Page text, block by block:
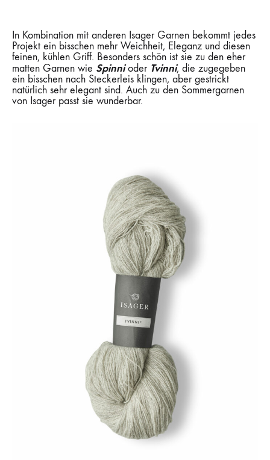
In Kombination mit anderen Isager Garnen bekommt jedes
Projekt ein bisschen mehr Weichheit, Eleganz und diesen
feinen, kühlen Griff. Besonders schön ist sie zu den eher
matten Garnen wie Spinnioder Tvinni, die zugegeben
ein bisschen nach Steckerleis klingen, aber gestrickt
natürlich sehr elegant sind. Auch zu den Sommergarnen
von Isager passt sie wunderbar.